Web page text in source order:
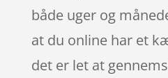
både uger og
at du online har et
det er let at